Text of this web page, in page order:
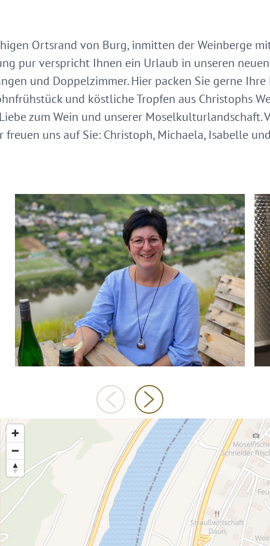
Ortsrand von Burg, inmitten der Weinberge
pur verspricht Ihnen ein Urlaub in unseren
und Doppelzimmer. Hier packen Sie gerne Ihre
und köstliche Tropfen aus Christophs
zum Wein und unserer Moselkulturlandschaft.
freuen uns auf Sie: Christoph, Michaela, Isabelle